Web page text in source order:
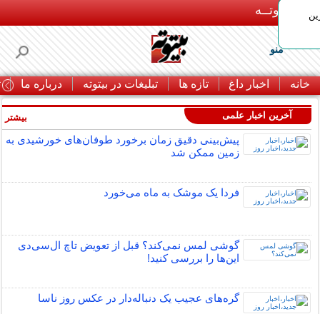
بـیتوتــه
منو
خانه اخبار داغ تازه ها تبلیغات در بیتوته درباره ما
آخرین اخبار علمی
پیش‌بینی دقیق زمان برخورد طوفان‌های خورشیدی به
زمین ممکن شد
فردا یک موشک به ماه می‌خورد
گوشی لمس نمی‌کند؟ قبل از تعویض تاچ ال‌سی‌دی
این‌ها را بررسی کنید!
گره‌های عجیب یک دنباله‌دار در عکس روز ناسا
بیشتر